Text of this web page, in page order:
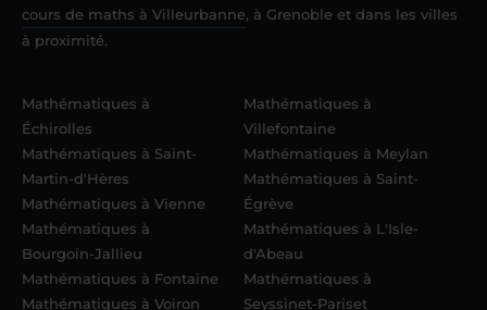
cours de maths à Villeurbanne, à Grenoble et dans les villes
à proximité.
Mathématiques à
Échirolles
Mathématiques à Saint-
Martin-d'Hères
Mathématiques à Vienne
Mathématiques à
Bourgoin-Jallieu
Mathématiques à Fontaine
Mathématiques à Voiron
Mathématiques à
Villefontaine
Mathématiques à Meylan
Mathématiques à Saint-
Égrève
Mathématiques à L'Isle-
d'Abeau
Mathématiques à
Seyssinet-Pariset